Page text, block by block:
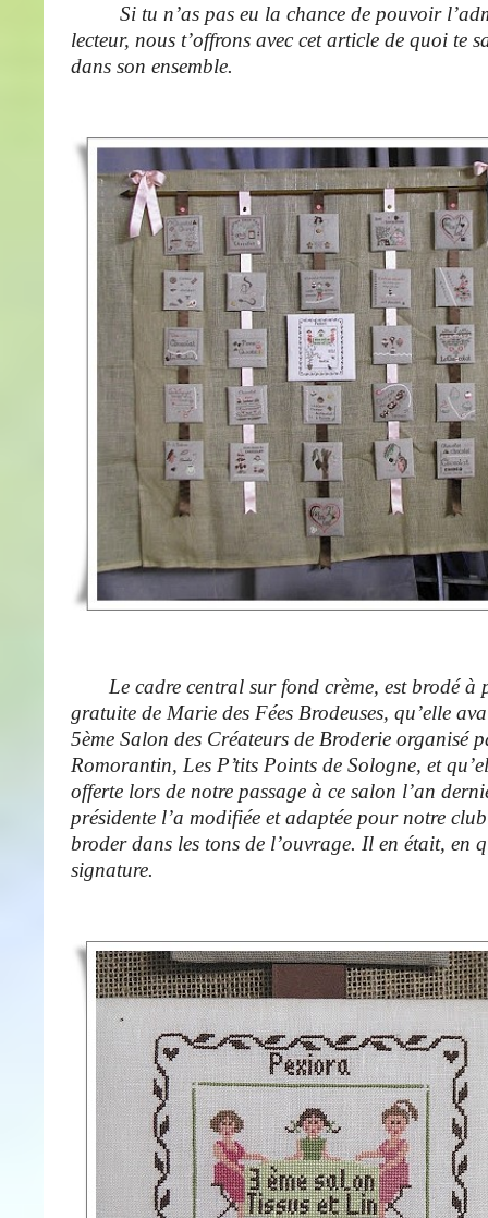
Si tu n’as pas eu la chance de pouvoir
lecteur, nous t’offrons avec cet article de quoi te
dans son ensemble.
Le cadre central sur fond crème, est brodé à
gratuite de Marie des Fées Brodeuses, qu’elle
5ème Salon des Créateurs de Broderie organisé
Romorantin, Les P’tits Points de Sologne, et
offerte lors de notre passage à ce salon l’an
présidente l’a modifiée et adaptée pour notre
broder dans les tons de l’ouvrage. Il en était, en
signature.